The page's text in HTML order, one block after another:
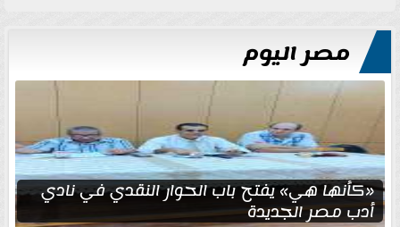
مصر اليوم
«كأنها هي» يفتح باب الحوار النقدي في نادي
أدب مصر الجديدة